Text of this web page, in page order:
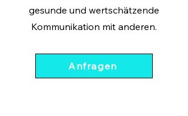
gesunde und wertschätzende
Kommunikation mit anderen.
Anfragen